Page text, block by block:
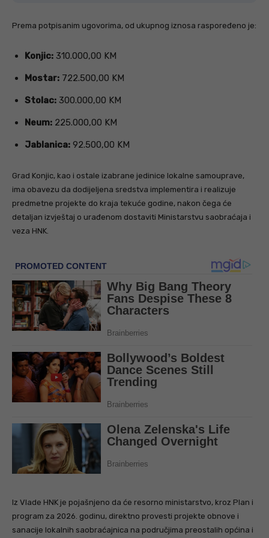
Prema potpisanim ugovorima, od ukupnog iznosa raspoređeno je:
Konjic: 310.000,00 KM
Mostar: 722.500,00 KM
Stolac: 300.000,00 KM
Neum: 225.000,00 KM
Jablanica: 92.500,00 KM
Grad Konjic, kao i ostale izabrane jedinice lokalne samouprave,
ima obavezu da dodijeljena sredstva implementira i realizuje
predmetne projekte do kraja tekuće godine, nakon čega će
detaljan izvještaj o urađenom dostaviti Ministarstvu saobraćaja i
veza HNK.
Iz Vlade HNK je pojašnjeno da će resorno ministarstvo, kroz Plan i
program za 2026. godinu, direktno provesti projekte obnove i
sanacije lokalnih saobraćajnica na područjima preostalih općina i